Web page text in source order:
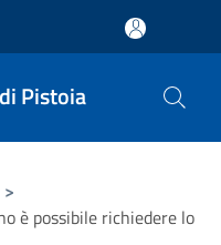
Pistoia
>
è possibile richiedere lo